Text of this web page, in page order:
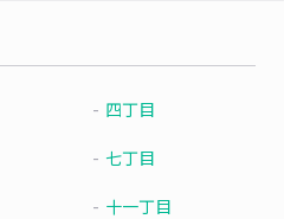
四丁目
七丁目
十一丁目